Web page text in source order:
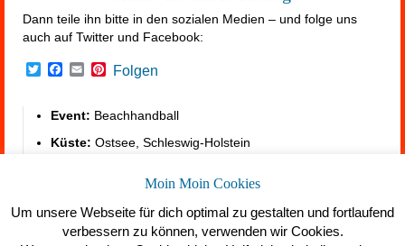
Dann teile ihn bitte in den sozialen Medien – und folge uns
auch auf Twitter und Facebook:
TwitterFacebook
EmailPinterest
Folgen
Event: Beachhandball
Küste: Ostsee, Schleswig-Holstein
Moin Moin Cookies
Um unsere Webseite für dich optimal zu gestalten und fortlaufend
verbessern zu können, verwenden wir Cookies.